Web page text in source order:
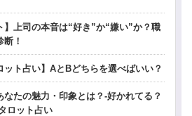
】上司の本音は“好き”か“嫌い”か？職
！
ット占い】AとBどちらを選べばいい？
なたの魅力・印象とは？-好かれてる？
ロット占い